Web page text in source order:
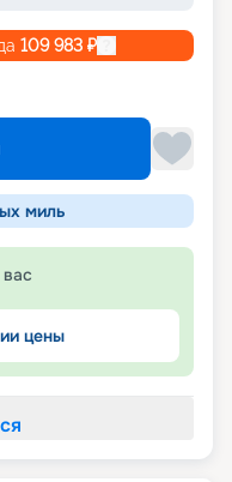
109 983 ₽
миль
цены